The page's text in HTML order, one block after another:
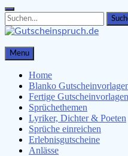
Search
for:
Search
Gutscheinspruch.de
Gutscheinsprüche &
Menu
Home
Blanko
Fertige Gutscheinvorlagen
Sprüchethemen
Lyriker, Dichter & Poeten
Sprüche einreichen
Erlebnisgutscheine
Anlässe